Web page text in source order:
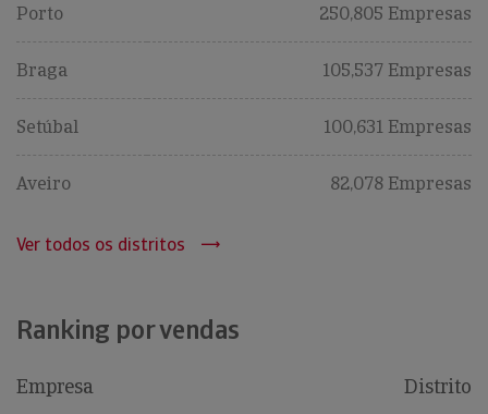
Porto 250,805 Empresas
Braga 105,537 Empresas
Setúbal 100,631 Empresas
Aveiro 82,078 Empresas
Ver todos os distritos
Ranking por vendas
Empresa Distrito